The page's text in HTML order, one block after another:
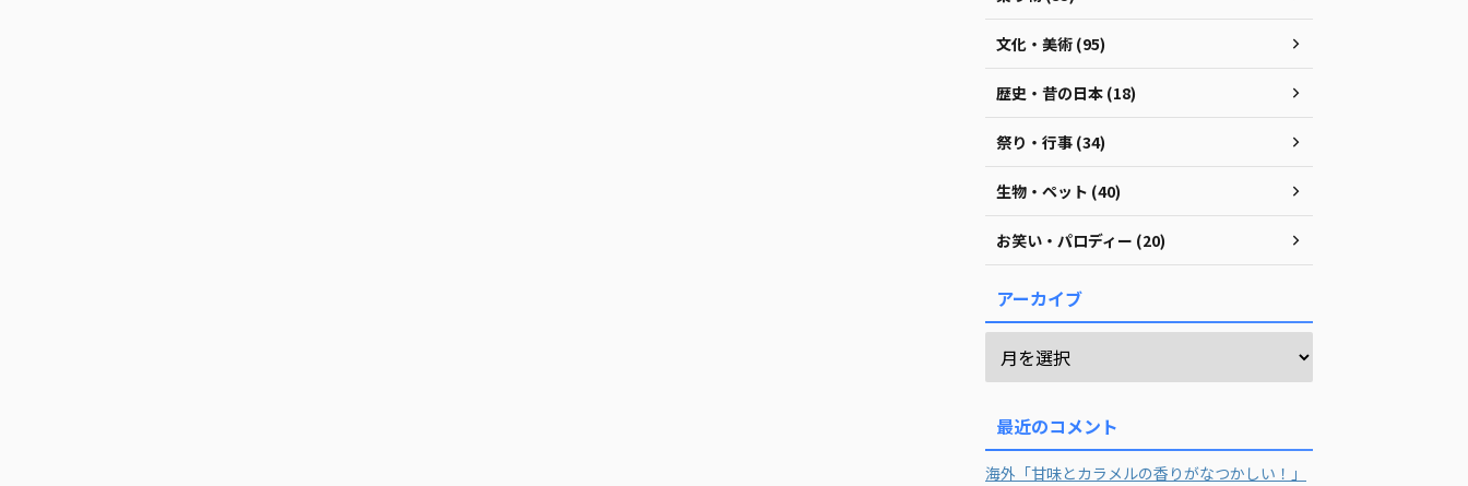
文化・美術 (95)
歴史・昔の日本 (18)
祭り・行事 (34)
生物・ペット (40)
お笑い・パロディー (20)
アーカイブ
最近のコメント
海外「甘味とカラメルの香りがなつかしい！」